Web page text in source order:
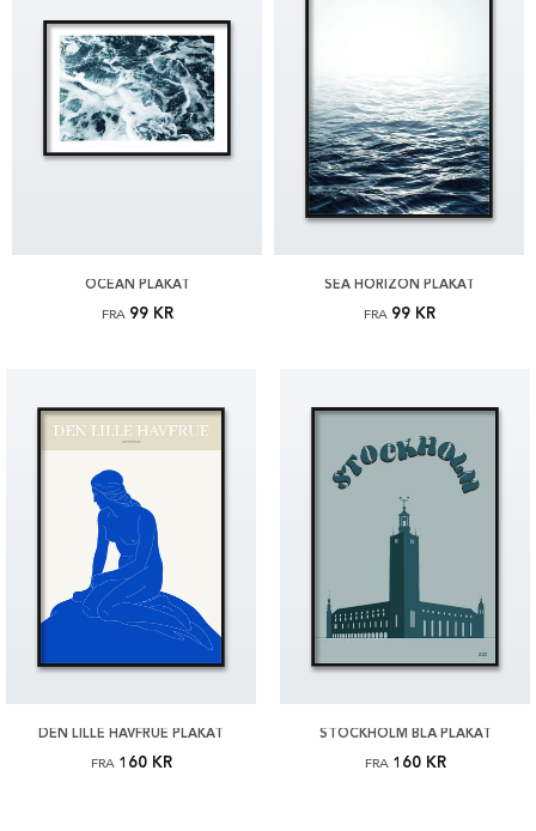
OCEAN PLAKAT
FRA 99 KR
SEA HORIZON PLAKAT
FRA 99 KR
DEN LILLE HAVFRUE PLAKAT
FRA 160 KR
STOCKHOLM BLÅ PLAKAT
FRA 160 KR